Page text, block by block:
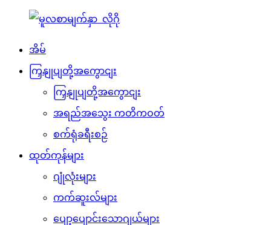
အိမ်
ကြှနျုပျတို့အကွောငျး
ကြှနျုပျတို့အကွောငျး
အရည်အသွေး ကတိကဝတ်
စက်ရုံခရီးစဉ်
ထုတ်ကုန်များ
ဂျုံလုံးများ
ကက်ဆူးလ်များ
ပျော့ပျောင်းသောဂျယ်များ